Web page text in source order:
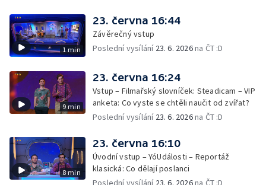
1 min
23. června 16:44
Závěrečný vstup
Poslední vysílání 23. 6. 2026na ČT :D
9 min
23. června 16:24
Vstup – Filmařský slovníček: Steadicam – VIP
anketa: Co vyste se chtěli naučit od zvířat?
Poslední vysílání 23. 6. 2026na ČT :D
8 min
23. června 16:10
Úvodní vstup – YóUdálosti – Reportáž
klasická: Co dělají poslanci
Poslední vysílání 23. 6. 2026na ČT :D